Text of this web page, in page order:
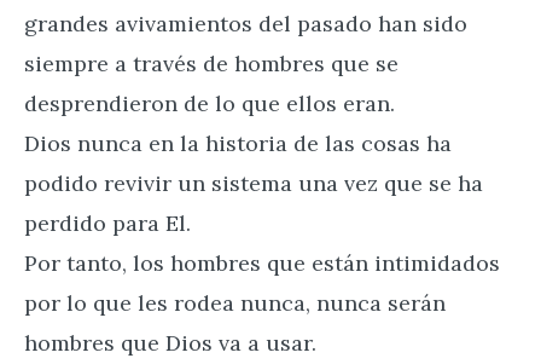
grandes avivamientos del pasado han sido
siempre a través de hombres que se
desprendieron de lo que ellos eran.
Dios nunca en la historia de las cosas ha
podido revivir un sistema una vez que se ha
perdido para El.
Por tanto, los hombres que están intimidados
por lo que les rodea nunca, nunca serán
hombres que Dios va a usar.